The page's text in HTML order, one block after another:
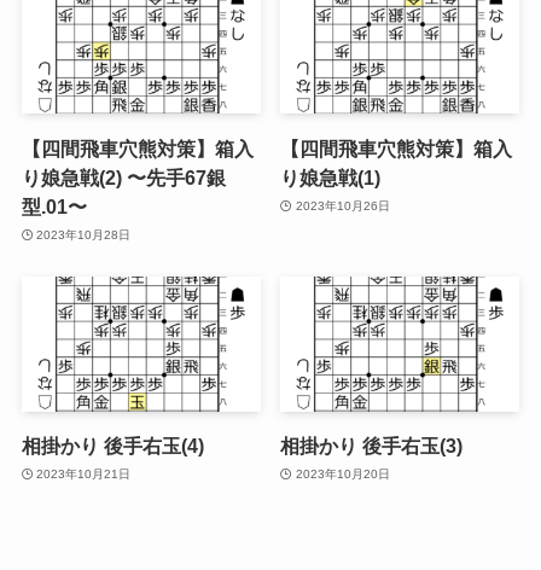
【四間飛車穴熊対策】箱入
り娘急戦(2) 〜先手67銀
型.01〜
2023年10月28日
【四間飛車穴熊対策】箱入
り娘急戦(1)
2023年10月26日
相掛かり 後手右玉(4)
2023年10月21日
相掛かり 後手右玉(3)
2023年10月20日